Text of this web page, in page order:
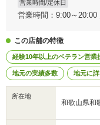
営業時間/定休日
営業時間：9:00～20:00
この店舗の特徴
経験10年以上のベテラン営業
地元の実績多数 地元に
所在地
和歌山県和